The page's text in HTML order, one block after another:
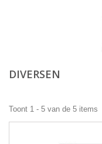
DIVERSEN
Toont 1 - 5 van de 5 items